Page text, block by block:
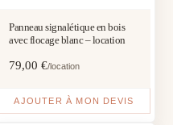
Panneau signalétique en bois
avec flocage blanc – location
79,00 €/location
AJOUTER À MON DEVIS